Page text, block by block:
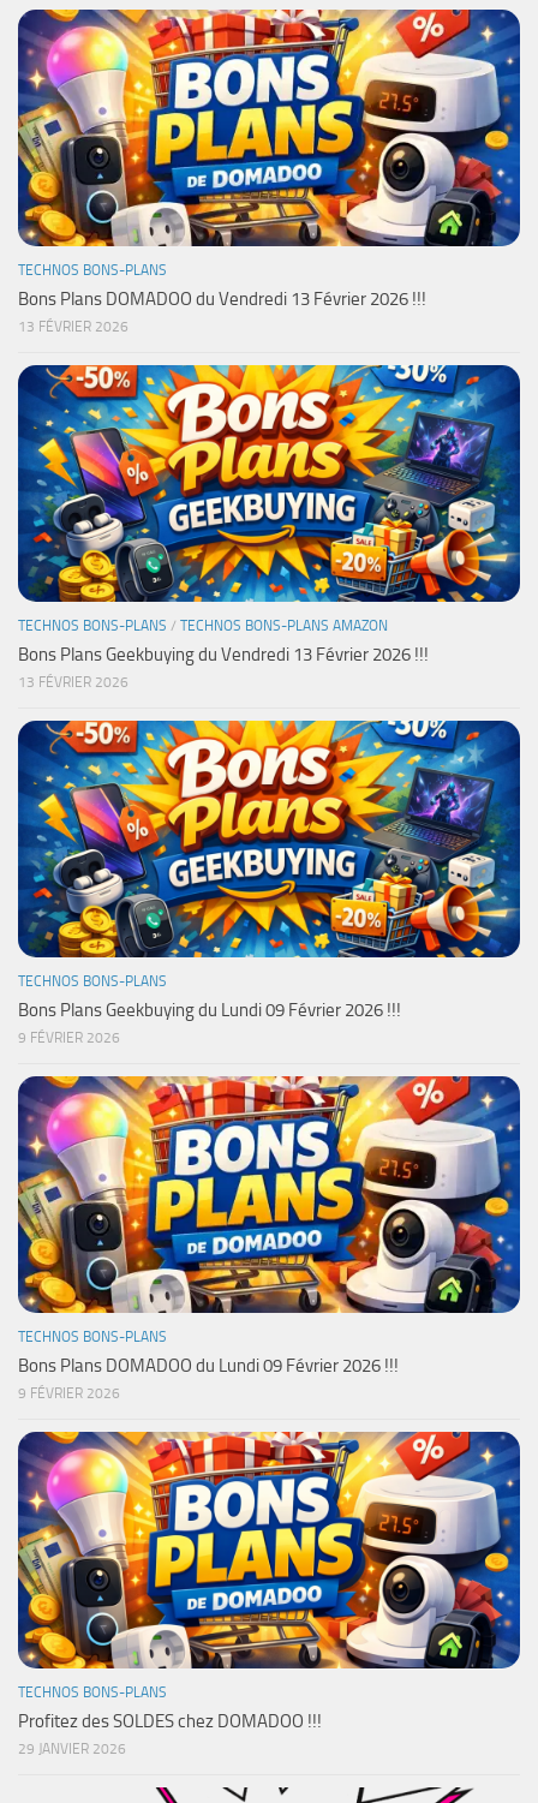
TECHNOS BONS-PLANS
Bons Plans DOMADOO du Vendredi 13 Février 2026 !!!
13 FÉVRIER 2026
TECHNOS BONS-PLANS / TECHNOS BONS-PLANS AMAZON
Bons Plans Geekbuying du Vendredi 13 Février 2026 !!!
13 FÉVRIER 2026
TECHNOS BONS-PLANS
Bons Plans Geekbuying du Lundi 09 Février 2026 !!!
9 FÉVRIER 2026
TECHNOS BONS-PLANS
Bons Plans DOMADOO du Lundi 09 Février 2026 !!!
9 FÉVRIER 2026
TECHNOS BONS-PLANS
Profitez des SOLDES chez DOMADOO !!!
29 JANVIER 2026